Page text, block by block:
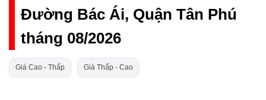
Đường Bác Ái, Quận Tân Phú
tháng 08/2026
Giá Cao - Thấp Giá Thấp - Cao